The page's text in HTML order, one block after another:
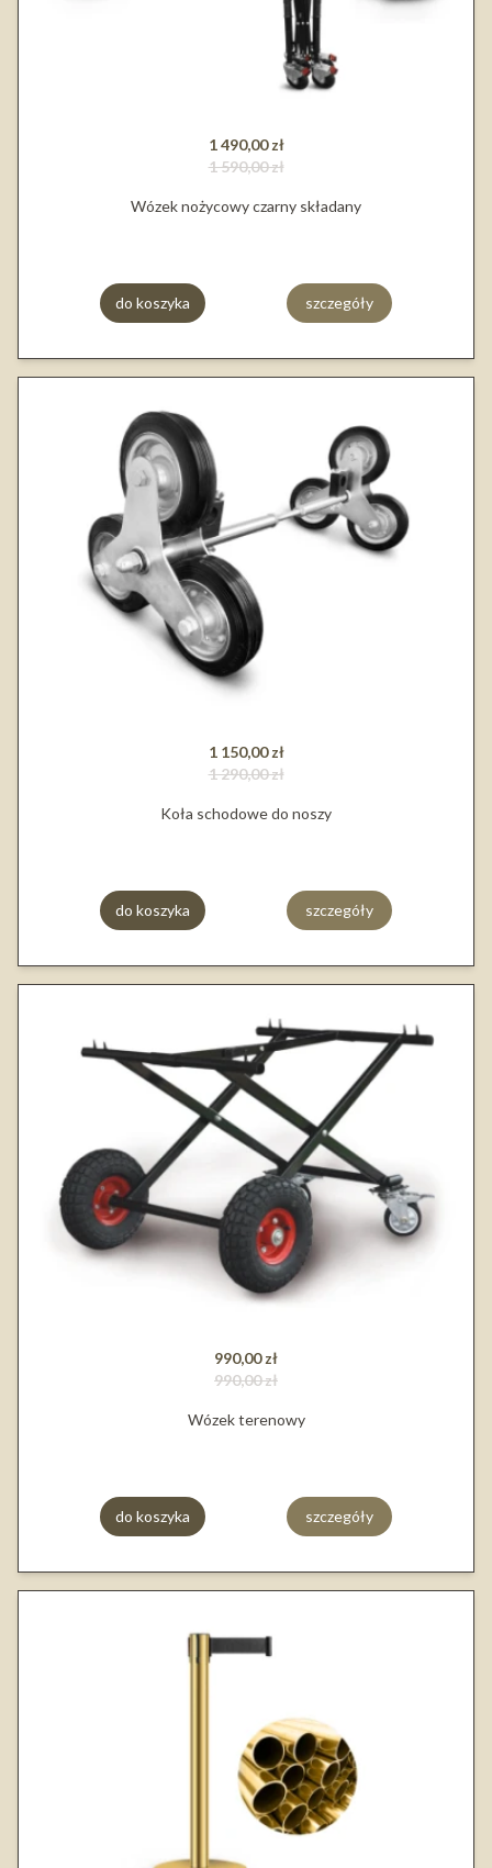
1 490,00 zł
1 590,00 zł
Wózek nożycowy czarny składany
do koszyka szczegóły
1 150,00 zł
1 290,00 zł
Koła schodowe do noszy
do koszyka szczegóły
990,00 zł
990,00 zł
Wózek terenowy
do koszyka szczegóły